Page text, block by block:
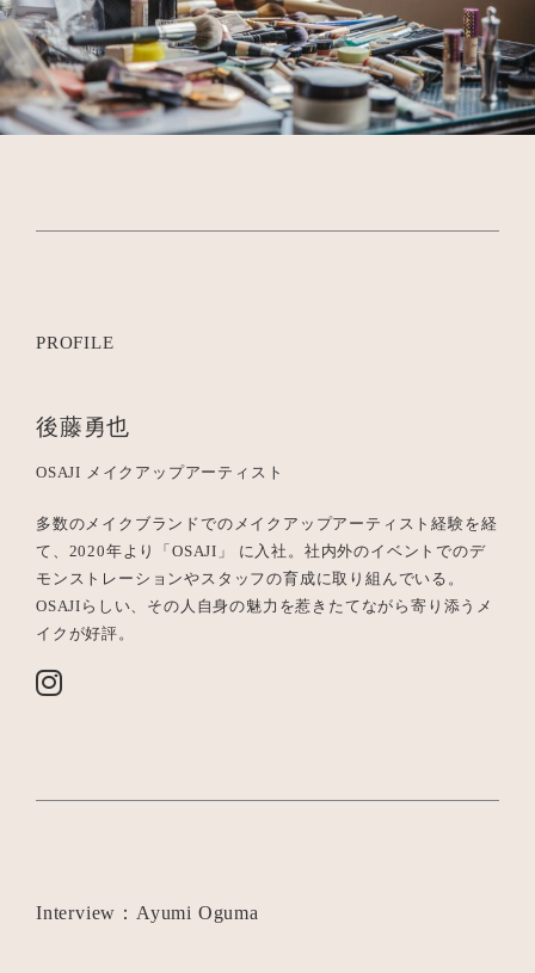
PROFILE
後藤勇也
OSAJI メイクアップアーティスト
多数のメイクブランドでのメイクアップアーティスト経験を経
て、2020年より「OSAJI」 に入社。社内外のイベントでのデ
モンストレーションやスタッフの育成に取り組んでいる。
OSAJIらしい、その人自身の魅力を惹きたてながら寄り添うメ
イクが好評。
Interview：Ayumi Oguma